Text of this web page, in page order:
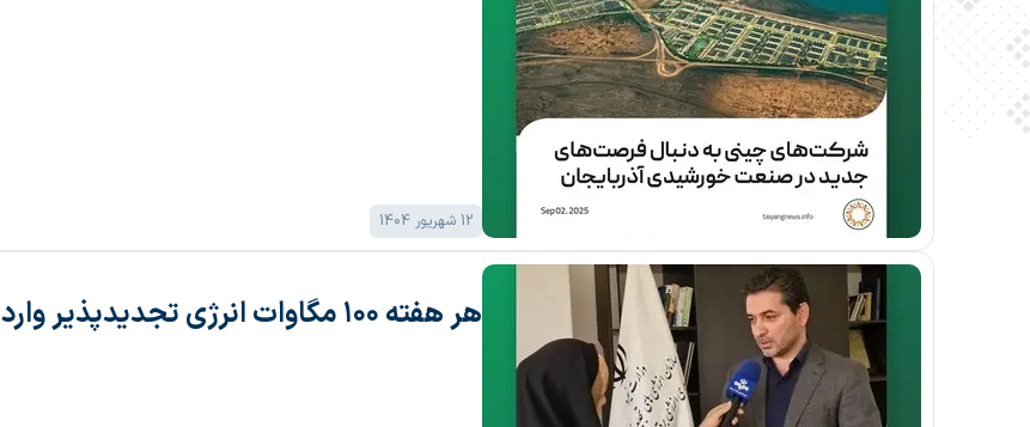
12 شهریور 1404
هر هفته ۱۰۰ مگاوات انرژی تجدیدپذیر وارد مدار می‌شود!